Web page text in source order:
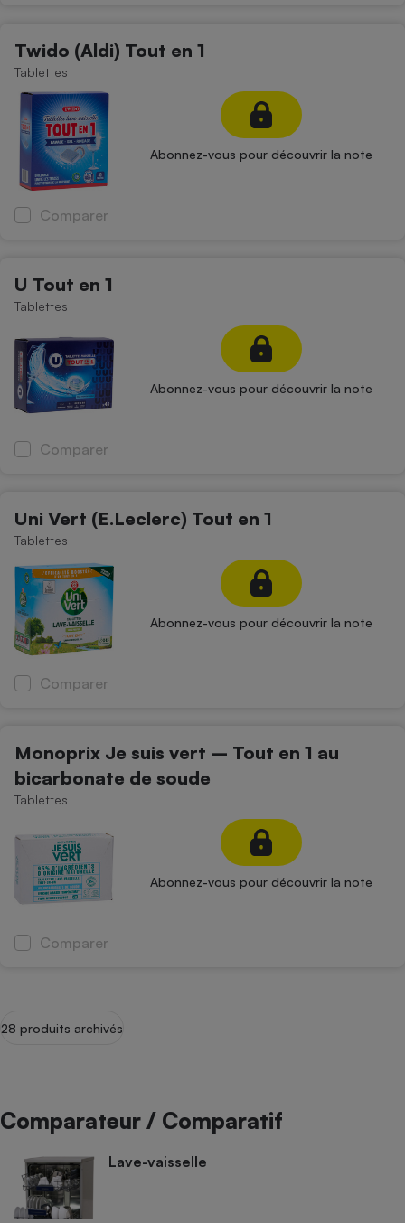
Twido (Aldi) Tout en 1
Tablettes
Abonnez-vous pour découvrir la note
Comparer
U Tout en 1
Tablettes
Abonnez-vous pour découvrir la note
Comparer
Uni Vert (E.Leclerc) Tout en 1
Tablettes
Abonnez-vous pour découvrir la note
Comparer
Monoprix Je suis vert – Tout en 1 au
bicarbonate de soude
Tablettes
Abonnez-vous pour découvrir la note
Comparer
28 produits archivés
Comparateur / Comparatif
Lave-vaisselle